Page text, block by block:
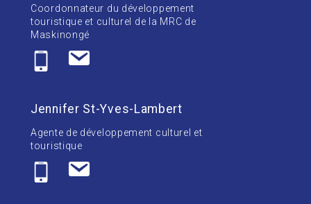
Coordonnateur du développement
touristique et culturel de la MRC de
Maskinongé
Jennifer St-Yves-Lambert
Agente de développement culturel et
touristique